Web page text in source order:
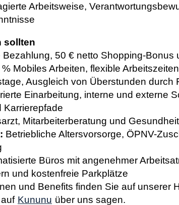
Arbeitsweise,
sollten
Bezahlung, 50 € netto Shopping-
Mobiles Arbeiten, flexible
Ausgleich von Überstunden durch
Einarbeitung, interne und externe
Karrierepfade
Mitarbeiterberatung und
Betriebliche Altersvorsorge, ÖPNV-
Büros mit angenehmer
und kostenfreie Parkplätze
und Benefits finden Sie auf unserer
Kununu über uns sagen.